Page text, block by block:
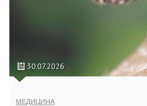
30.07.2026
МЕДИЦИНА